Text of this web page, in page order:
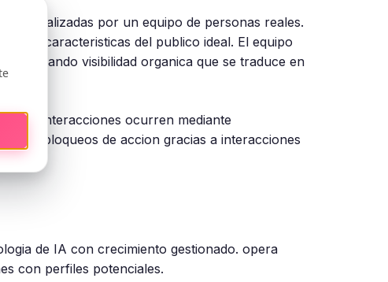
realizadas por un equipo de personas reales.
y caracteristicas del publico ideal. El equipo
generando visibilidad organica que se traduce en
las interacciones ocurren mediante
de bloqueos de accion gracias a interacciones
de IA con crecimiento gestionado. opera
con perfiles potenciales.